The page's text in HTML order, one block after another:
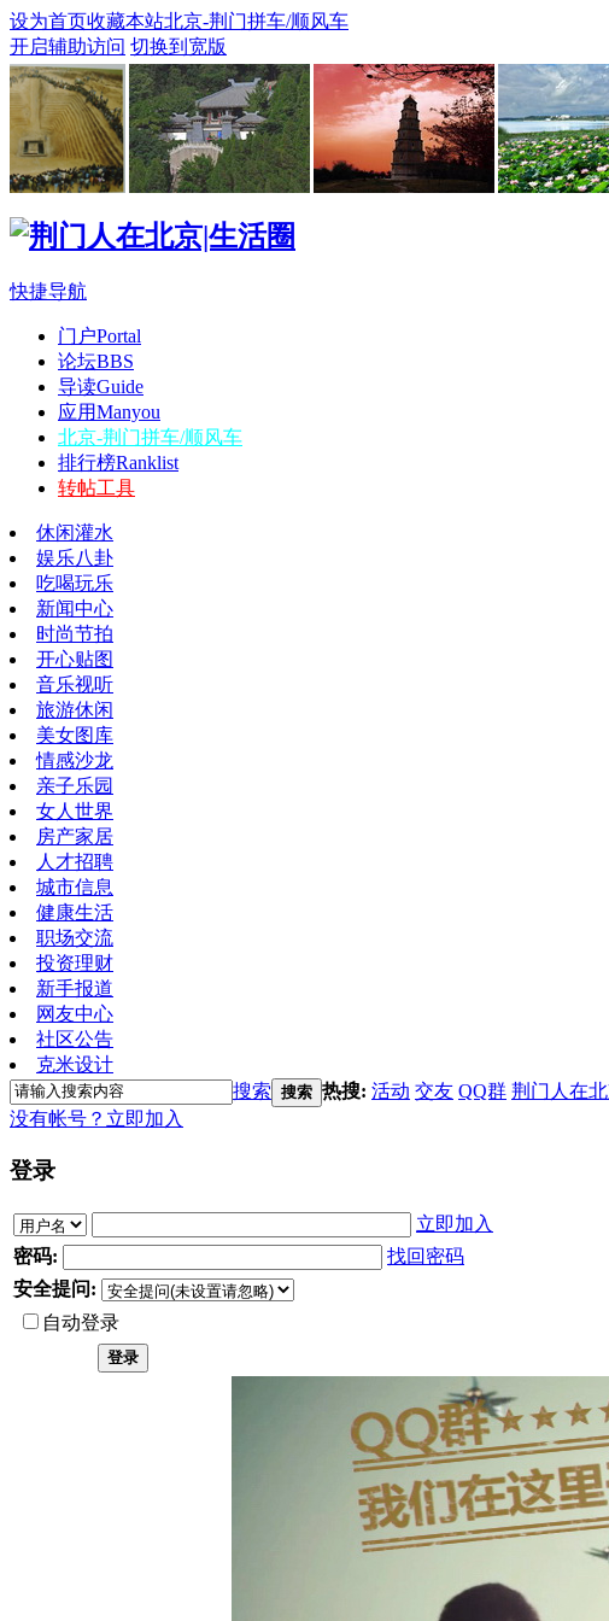
设为首页收藏本站北京-荆门拼车/顺风车
开启辅助访问 切换到宽版
快捷导航
门户Portal
论坛BBS
导读Guide
应用Manyou
北京-荆门拼车/顺风车
排行榜Ranklist
转帖工具
休闲灌水
娱乐八卦
吃喝玩乐
新闻中心
时尚节拍
开心贴图
音乐视听
旅游休闲
美女图库
情感沙龙
亲子乐园
女人世界
房产家居
人才招聘
城市信息
健康生活
职场交流
投资理财
新手报道
网友中心
社区公告
克米设计
搜索 搜索 热搜: 活动 交友 QQ群 荆门人在
没有帐号？ 立即加入
登录
立即加入
密码:
找回密码
安全提问:
自动登录
登录